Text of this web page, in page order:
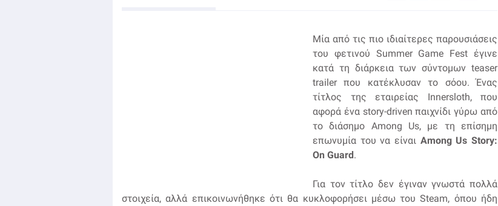
Μία από τις πιο ιδιαίτερες παρουσιάσεις
του φετινού Summer Game Fest έγινε
κατά τη διάρκεια των σύντομων teaser
trailer που κατέκλυσαν το σόου. Ένας
τίτλος της εταιρείας Innersloth, που
αφορά ένα story-driven παιχνίδι γύρω από
το διάσημο Among Us, με τη επίσημη
επωνυμία του να είναι Among Us Story:
On Guard.
Για τον τίτλο δεν έγιναν γνωστά πολλά
στοιχεία, αλλά επικοινωνήθηκε ότι θα κυκλοφορήσει μέσω του Steam, όπου ήδη